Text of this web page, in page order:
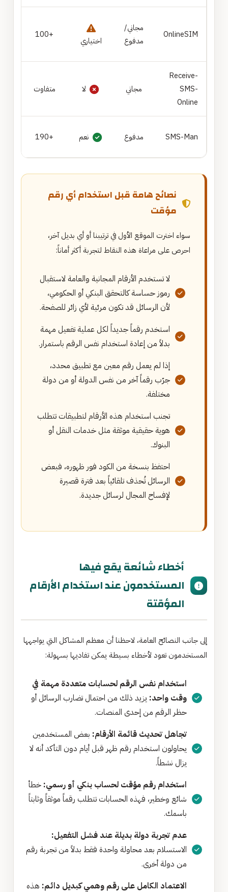
OnlineSIM
مجاني/
مدفوع
اختياري
+100
Receive-
SMS-
Online
مجاني لا متفاوت
SMS-Man مدفوع نعم +190
نصائح هامة قبل استخدام أي رقم
مؤقت
سواء اخترت الموقع الأول في ترتيبنا أو أي بديل آخر،
احرص على مراعاة هذه النقاط لتجربة أكثر أماناً:
لا تستخدم الأرقام المجانية والعامة لاستقبال
رموز حساسة كالتحقق البنكي أو الحكومي،
لأن الرسائل قد تكون مرئية لأي زائر للصفحة.
استخدم رقماً جديداً لكل عملية تفعيل مهمة
بدلاً من إعادة استخدام نفس الرقم باستمرار.
إذا لم يعمل رقم معين مع تطبيق محدد،
جرّب رقماً آخر من نفس الدولة أو من دولة
مختلفة.
تجنب استخدام هذه الأرقام لتطبيقات تتطلب
هوية حقيقية موثقة مثل خدمات النقل أو
البنوك.
احتفظ بنسخة من الكود فور ظهوره، فبعض
الرسائل تُحذف تلقائياً بعد فترة قصيرة
لإفساح المجال لرسائل جديدة.
أخطاء شائعة يقع فيها
المستخدمون عند استخدام الأرقام
المؤقتة
إلى جانب النصائح العامة، لاحظنا أن معظم المشاكل التي يواجهها
المستخدمون تعود لأخطاء بسيطة يمكن تفاديها بسهولة:
استخدام نفس الرقم لحسابات متعددة مهمة في
وقت واحد: يزيد ذلك من احتمال تضارب الرسائل أو
حظر الرقم من إحدى المنصات.
تجاهل تحديث قائمة الأرقام: بعض المستخدمين
يحاولون استخدام رقم ظهر قبل أيام دون التأكد أنه لا
يزال نشطاً.
استخدام رقم مؤقت لحساب بنكي أو رسمي: خطأ
شائع وخطير، فهذه الحسابات تتطلب رقماً موثقاً وثابتاً
باسمك.
عدم تجربة دولة بديلة عند فشل التفعيل:
الاستسلام بعد محاولة واحدة فقط بدلاً من تجربة رقم
من دولة أخرى.
الاعتماد الكامل على رقم وهمي كبديل دائم: هذه